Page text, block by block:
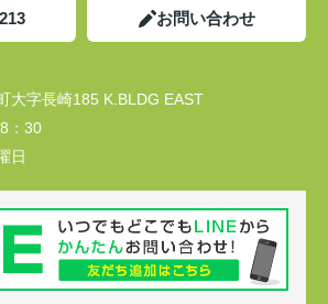
お問い合わせ
大字長崎185 K.BLDG EAST
：30
日